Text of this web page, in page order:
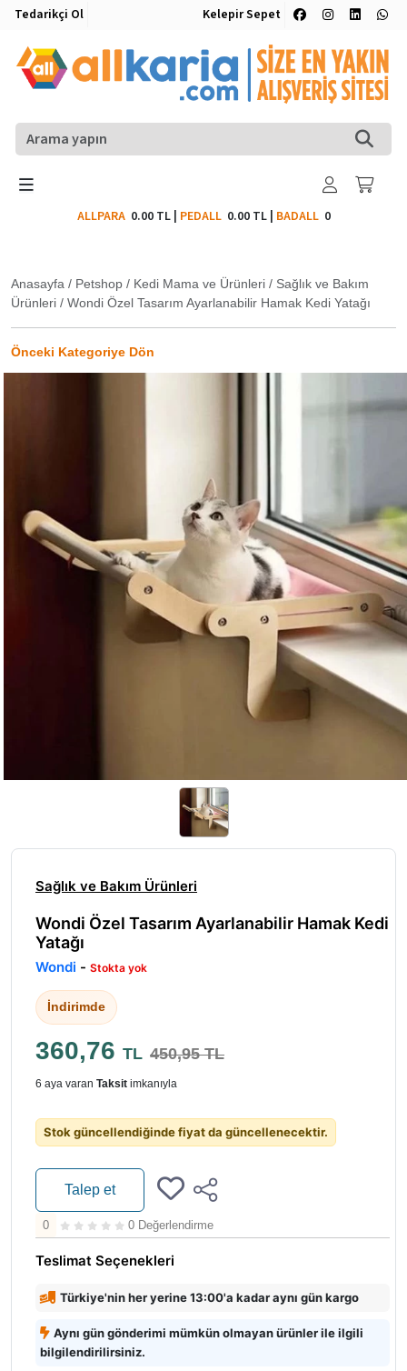
Tedarikçi Ol Kelepir Sepet
ALLPARA 0.00 TL| PEDALL 0.00 TL| BADALL0
Anasayfa / Petshop / Kedi Mama ve Ürünleri / Sağlık ve Bakım
Ürünleri / Wondi Özel Tasarım Ayarlanabilir Hamak Kedi Yatağı
Önceki Kategoriye Dön
Sağlık ve Bakım Ürünleri
Wondi Özel Tasarım Ayarlanabilir Hamak Kedi
Yatağı
Wondi - Stokta yok
İndirimde
360,76 TL 450,95 TL
6 aya varan Taksit imkanıyla
Stok güncellendiğinde fiyat da güncellenecektir.
Talep et
0 0 Değerlendirme
Teslimat Seçenekleri
Türkiye'nin her yerine 13:00'a kadar aynı gün kargo
Aynı gün gönderimi mümkün olmayan ürünler ile ilgili
bilgilendirilirsiniz.